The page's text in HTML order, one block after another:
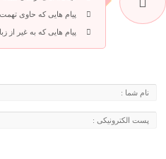
پیام هایی که حاوی
پیام هایی که به غیر از